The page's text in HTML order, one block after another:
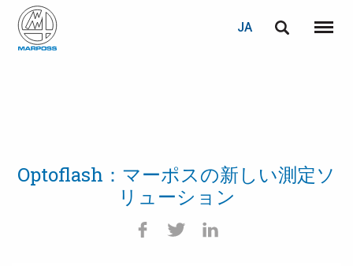
Español
日本語 (Japanese)
JA
メニ
Optoflash：マーポスの新しい測定ソ
リューション